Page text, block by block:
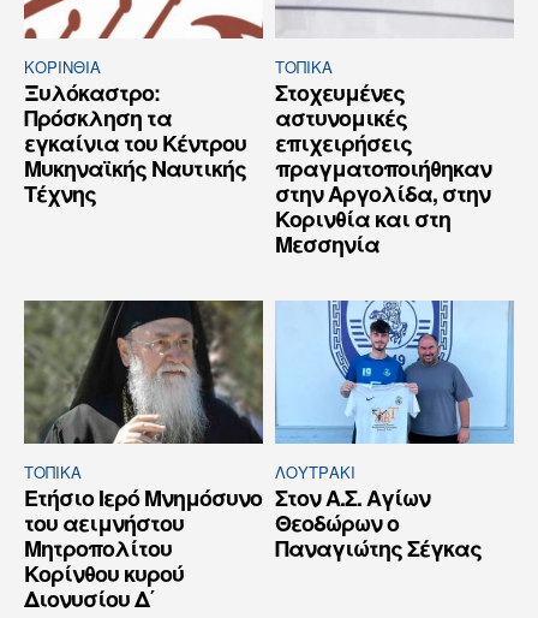
ΚΟΡΙΝΘΊΑ
Ξυλόκαστρο:
Πρόσκληση τα
εγκαίνια του Κέντρου
Μυκηναϊκής Ναυτικής
Τέχνης
ΤΟΠΙΚΑ
Στοχευμένες
αστυνομικές
επιχειρήσεις
πραγματοποιήθηκαν
στην Αργολίδα, στην
Κορινθία και στη
Μεσσηνία
ΤΟΠΙΚΑ
Ετήσιο Ιερό Μνημόσυνο
του αειμνήστου
Μητροπολίτου
Κορίνθου κυρού
Διονυσίου Δ΄
ΛΟΥΤΡΆΚΙ
Στον Α.Σ. Αγίων
Θεοδώρων ο
Παναγιώτης Σέγκας